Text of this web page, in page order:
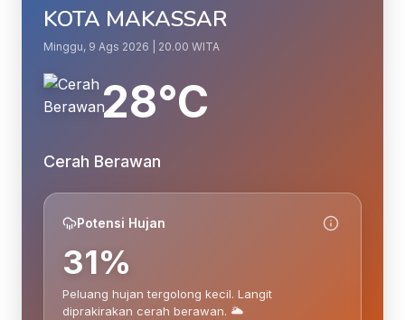
KOTA MAKASSAR
Minggu, 9 Ags 2026 | 20.00 WITA
28°C
Cerah Berawan
Potensi Hujan
31%
Peluang hujan tergolong kecil. Langit
diprakirakan cerah berawan. 🌥️